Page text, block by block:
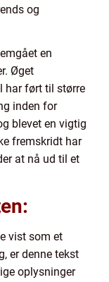
og
en
Øget
har ført til større
inden for
blevet en vigtig
fremskridt har
at nå ud til et
vist som et
er denne tekst
oplysninger